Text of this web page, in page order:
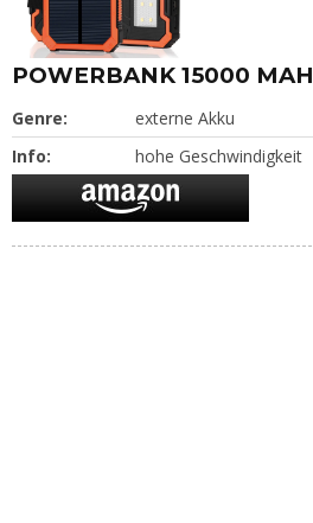
POWERBANK 15000 MAH
Genre:
externe Akku
Info:
hohe Geschwindigkeit